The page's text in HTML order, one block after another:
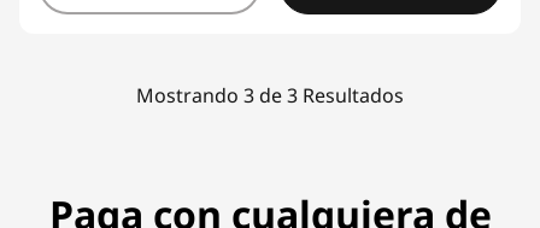
Mostrando 3 de 3 Resultados
Paga con cualquiera de